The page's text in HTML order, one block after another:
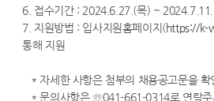
6. 접수기간 : 2024.6.27.(목) ~
7. 지원방법 : 입사지원홈페이지(https://k-
통해 지원
* 자세한 사항은 첨부의 채용공고문을 확
* 문의사항은 ☏041-661-0314로 연락주